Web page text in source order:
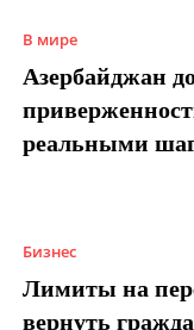
В мире
Азербайджан
реальными
Бизнес
Лимиты на
вернуть